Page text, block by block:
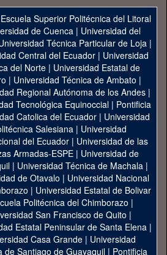
Escuela Superior Politécnica del Litoral
de Cuenca| Universidad del
Técnica Particular de Loja|
Central del Ecuador| Universidad
del Norte | Universidad Estatal de
| Universidad Técnica de Ambato |
Regional Autónoma de los Andes|
Tecnológica Equinoccial| Pontificia
Catolica del Ecuador | Universidad
Salesiana | Universidad
del Ecuador | Universidad de las
Armadas-ESPE | Universidad de
| Universidad Técnica de Machala|
de Otavalo | Universidad Nacional
| Universidad Estatal de Bolivar
Politécnica del Chimborazo |
San Francisco de Quito |
Estatal Peninsular de Santa Elena|
Casa Grande | Universidad
de Santiago de Guayaquil| Pontificia